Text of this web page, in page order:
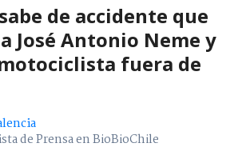
de accidente que
José Antonio Neme y
fuera de
de Prensa en BioBioChile